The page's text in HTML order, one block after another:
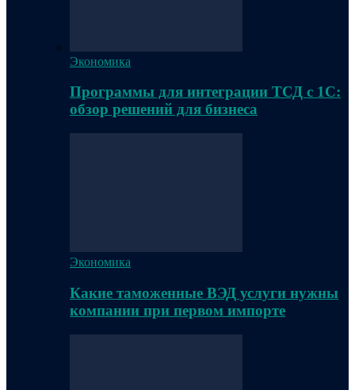
Экономика
Программы для интеграции ТСД с 1С:
обзор решений для бизнеса
Экономика
Какие таможенные ВЭД услуги нужны
компании при первом импорте